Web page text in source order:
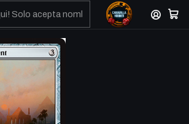
sus depositos y transferencias por Whatsapp